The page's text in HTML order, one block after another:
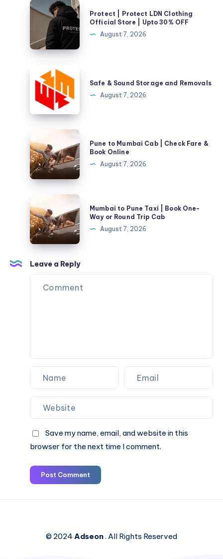
Protect
Protect
LDN
Clothing
Store
Upto
30%
Protect | Protect LDN Clothing
Official Store | Upto 30% OFF
August 7, 2026
Sound
Storage
and
Safe & Sound Storage and Removals
August 7, 2026
to
Mumbai
Cab
Fare
&
Book
Online
Pune to Mumbai Cab | Check Fare &
Book Online
August 7, 2026
to
Pune
Taxi
Book
One-
Way
Mumbai to Pune Taxi | Book One-
Way or Round Trip Cab
August 7, 2026
Leave a Reply
Save my name, email, and website in this
browser for the next time I comment.
Post Comment
© 2024Adseon. All Rights Reserved